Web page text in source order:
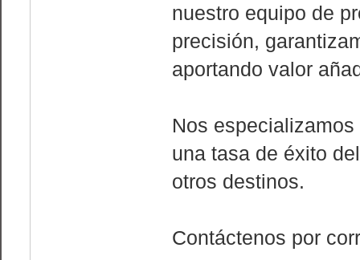
nuestro equipo de
precisión,
aportando valor
Nos
una tasa de éxito
otros destinos.
Contáctenos por